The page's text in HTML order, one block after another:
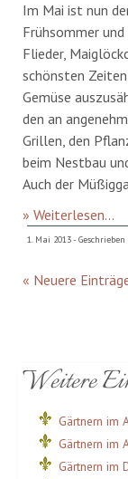
Im Mai ist nun
Frühsommer
Flieder,
schönsten
Gemüse
den an
Grillen, den
beim Nestbau
Auch der
» Weiterlesen...
1. Mai 2013 - Geschrieben
« Neuere
Weitere
Gärtnern im
Gärtnern im
Gärtnern im